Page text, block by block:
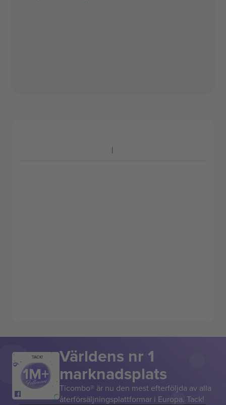
TACK! Världens nr 1
marknadsplats
Ticombo® är nu den mest efterföljda av alla
återförsäljningsplattformar i Europa. Tack!